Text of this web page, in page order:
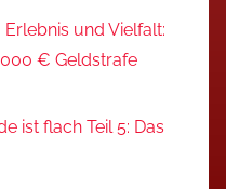
Erlebnis und Vielfalt:
€ Geldstrafe
ist flach Teil 5: Das